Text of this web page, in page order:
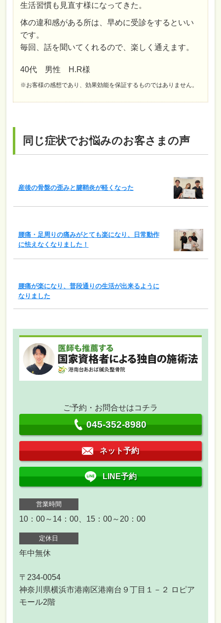
生活習慣も見直す様になってきた。
体の違和感がある所は、早めに受診をするといい
です。
毎回、話を聞いてくれるので、楽しく通えます。
40代 男性 H.R様
※お客様の感想であり、効果効能を保証するものではありません。
同じ症状でお悩みのお客さまの声
産後の骨盤の歪みと腱鞘炎が軽くなった
腰痛・足周りの痛みがとても楽になり、日常動作
に怯えなくなりました！
腰痛が楽になり、普段通りの生活が出来るように
なりました
ご予約・お問合せはコチラ
045-352-8980
ネット予約
LINE予約
営業時間
10：00～14：00、15：00～20：00
定休日
年中無休
〒234-0054
神奈川県横浜市港南区港南台９丁目１－２ ロピア
モール2階